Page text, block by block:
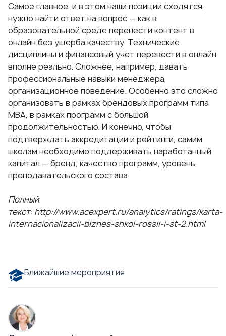
Самое главное, и в этом наши позиции сходятся,
нужно найти ответ на вопрос — как в
образовательной среде перенести контент в
онлайн без ущерба качеству. Технические
дисциплины и финансовый учет перевести в онлайн
вполне реально. Сложнее, например, давать
профессиональные навыки менеджера,
организационное поведение. Особенно это сложно
организовать в рамках брендовых программ типа
MBA, в рамках программ с большой
продолжительностью. И конечно, чтобы
подтверждать аккредитации и рейтинги, самим
школам необходимо поддерживать наработанный
капитал — бренд, качество программ, уровень
преподавательского состава.
Полный
текст: http://www.acexpert.ru/analytics/ratings/karta-
internacionalizacii-biznes-shkol-rossii-i-st-2.html
Ближайшие мероприятия